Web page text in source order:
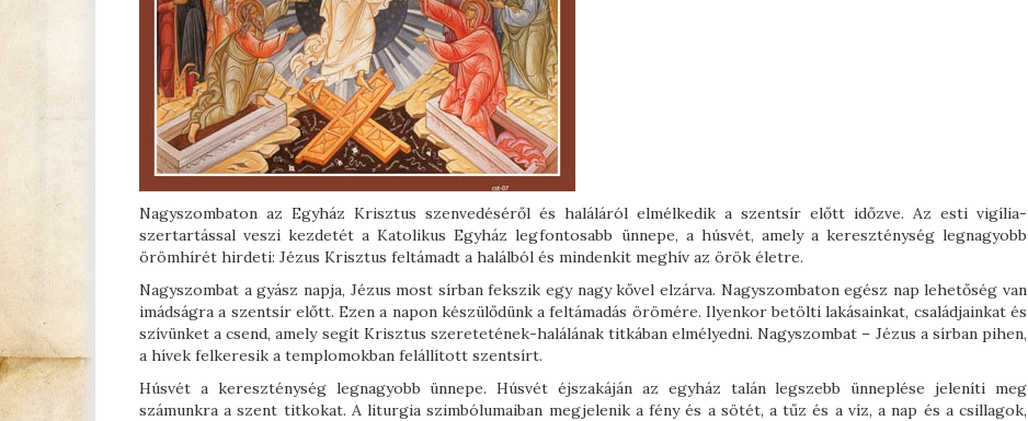
Nagyszombaton az Egyház Krisztus szenvedéséről és haláláról elmélkedik a szentsír előtt időzve. Az esti vigília-
szertartással veszi kezdetét a Katolikus Egyház legfontosabb ünnepe, a húsvét, amely a kereszténység legnagyobb
örömhírét hirdeti: Jézus Krisztus feltámadt a halálból és mindenkit meghív az örök életre.
Nagyszombat a gyász napja, Jézus most sírban fekszik egy nagy kővel elzárva. Nagyszombaton egész nap lehetőség van
imádságra a szentsír előtt. Ezen a napon készülődünk a feltámadás örömére. Ilyenkor betölti lakásainkat, családjainkat és
szívünket a csend, amely segít Krisztus szeretetének-halálának titkában elmélyedni. Nagyszombat – Jézus a sírban pihen,
a hívek felkeresik a templomokban felállított szentsírt.
Húsvét a kereszténység legnagyobb ünnepe. Húsvét éjszakáján az egyház talán legszebb ünneplése jeleníti meg
számunkra a szent titkokat. A liturgia szimbólumaiban megjelenik a fény és a sötét, a tűz és a víz, a nap és a csillagok,